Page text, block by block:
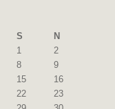
S
N
1
2
8
9
15
16
22
23